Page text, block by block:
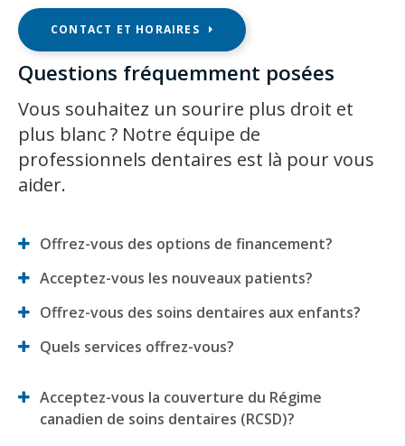
CONTACT ET HORAIRES
Questions fréquemment posées
Vous souhaitez un sourire plus droit et
plus blanc ? Notre équipe de
professionnels dentaires est là pour vous
aider.
Offrez-vous des options de financement?
Acceptez-vous les nouveaux patients?
Offrez-vous des soins dentaires aux enfants?
Quels services offrez-vous?
Acceptez-vous la couverture du Régime
canadien de soins dentaires (RCSD)?